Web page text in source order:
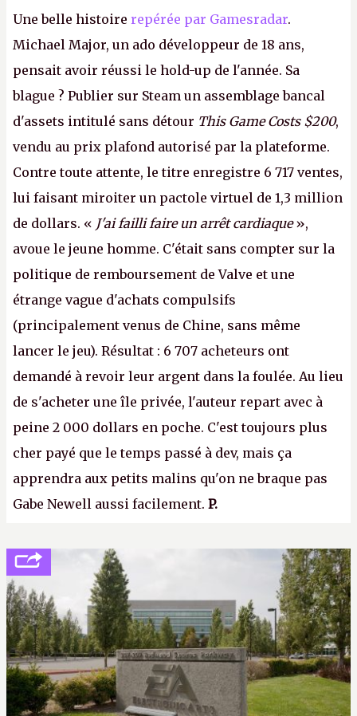
Une belle histoire repérée par Gamesradar.
Michael Major, un ado développeur de 18 ans,
pensait avoir réussi le hold-up de l'année. Sa
blague ? Publier sur Steam un assemblage bancal
d'assets intitulé sans détour This Game Costs $200,
vendu au prix plafond autorisé par la plateforme.
Contre toute attente, le titre enregistre 6 717 ventes,
lui faisant miroiter un pactole virtuel de 1,3 million
de dollars. « J'ai failli faire un arrêt cardiaque»,
avoue le jeune homme. C'était sans compter sur la
politique de remboursement de Valve et une
étrange vague d'achats compulsifs
(principalement venus de Chine, sans même
lancer le jeu). Résultat : 6 707 acheteurs ont
demandé à revoir leur argent dans la foulée. Au lieu
de s'acheter une île privée, l'auteur repart avec à
peine 2 000 dollars en poche. C'est toujours plus
cher payé que le temps passé à dev, mais ça
apprendra aux petits malins qu'on ne braque pas
Gabe Newell aussi facilement. P.